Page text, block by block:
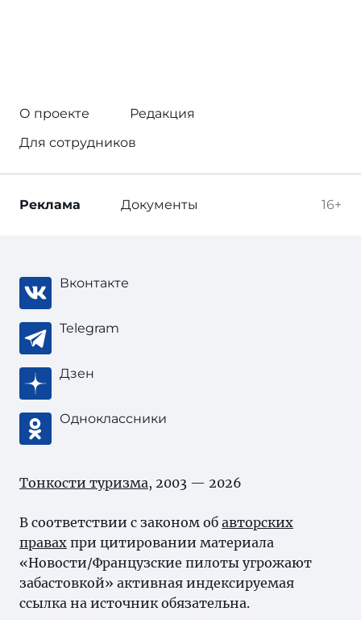
О проекте
Редакция
Для сотрудников
16+
Реклама Документы
Вконтакте
Telegram
Дзен
Одноклассники
Тонкости туризма, 2003 — 2026
В соответствии с законом об авторских
правах при цитировании материала
«Новости/Французские пилоты угрожают
забастовкой» активная индексируемая
ссылка на источник обязательна.